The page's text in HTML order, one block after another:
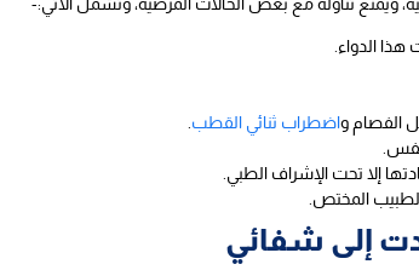
هذا الدواء.
الفصام واضطراب ثنائي القطب.
إلا تحت الإشراف الطبي.
المختص.
إلى شفائي